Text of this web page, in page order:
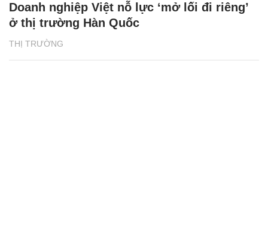
THỊ TRƯỜNG
Doanh nghiệp Việt nỗ lực ‘mở lối đi riêng’
ở thị trường Hàn Quốc